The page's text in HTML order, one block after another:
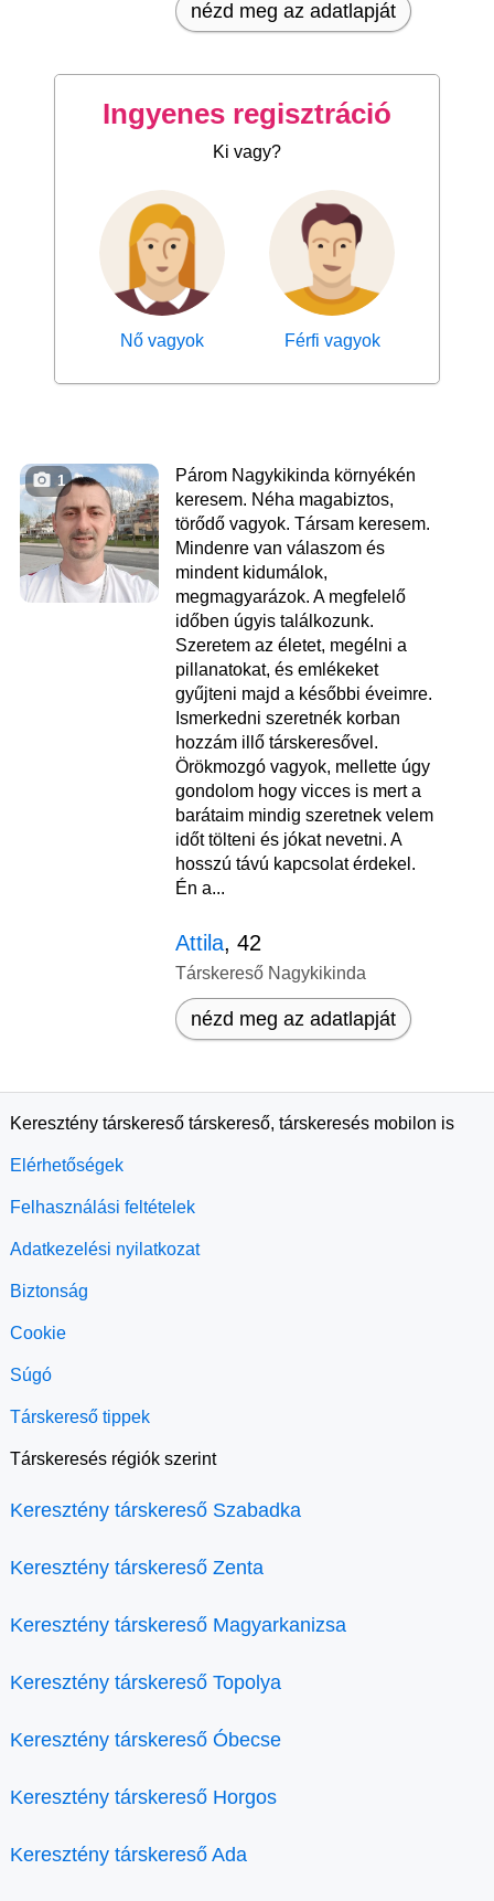
nézd meg az adatlapját
Ingyenes regisztráció
Ki vagy?
Nő vagyok Férfi vagyok
1
Párom Nagykikinda környékén
keresem. Néha magabiztos,
törődő vagyok. Társam keresem.
Mindenre van válaszom és
mindent kidumálok,
megmagyarázok. A megfelelő
időben úgyis találkozunk.
Szeretem az életet, megélni a
pillanatokat, és emlékeket
gyűjteni majd a későbbi éveimre.
Ismerkedni szeretnék korban
hozzám illő társkeresővel.
Örökmozgó vagyok, mellette úgy
gondolom hogy vicces is mert a
barátaim mindig szeretnek velem
időt tölteni és jókat nevetni. A
hosszú távú kapcsolat érdekel.
Én a...
Attila, 42
Társkereső Nagykikinda
nézd meg az adatlapját
Keresztény társkereső társkereső, társkeresés mobilon is
Elérhetőségek
Felhasználási feltételek
Adatkezelési nyilatkozat
Biztonság
Cookie
Súgó
Társkereső tippek
Társkeresés régiók szerint
Keresztény társkereső Szabadka
Keresztény társkereső Zenta
Keresztény társkereső Magyarkanizsa
Keresztény társkereső Topolya
Keresztény társkereső Óbecse
Keresztény társkereső Horgos
Keresztény társkereső Ada